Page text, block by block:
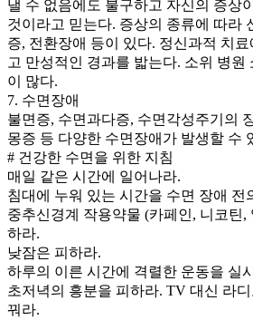
낼 수 없음에도 불구하고 자신의 증상
것이라고 믿는다. 증상의 종류에 따라
증, 전환장애 등이 있다. 정신과적 치
고 만성적인 경과를 밟는다. 소위 병원
이 많다.
7. 수면장애
불면증, 수면과다증, 수면각성주기의
몽증 등 다양한 수면장애가 발생할 수
# 건강한 수면을 위한 지침
매일 같은 시간에 일어나라.
침대에 누워 있는 시간을 수면 장애 전
중추신경계 작용약물 (카페인, 니코틴,
하라.
낮잠은 피하라.
하루의 이른 시간에 격렬한 운동을 실
초저녁의 흥분을 피하라. TV 대신 라
꿔라.